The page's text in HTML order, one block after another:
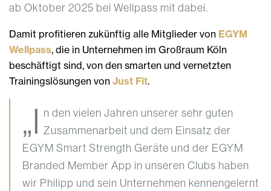
ab Oktober 2025 bei Wellpass mit dabei.
Damit profitieren zukünftig alle Mitglieder von EGYM
Wellpass, die in Unternehmen im Großraum Köln
beschäftigt sind, von den smarten und vernetzten
Trainingslösungen von Just Fit.
„I n den vielen Jahren unserer sehr guten
Zusammenarbeit und dem Einsatz der
EGYM Smart Strength Geräte und der EGYM
Branded Member App in unseren Clubs haben
wir Philipp und sein Unternehmen kennengelernt